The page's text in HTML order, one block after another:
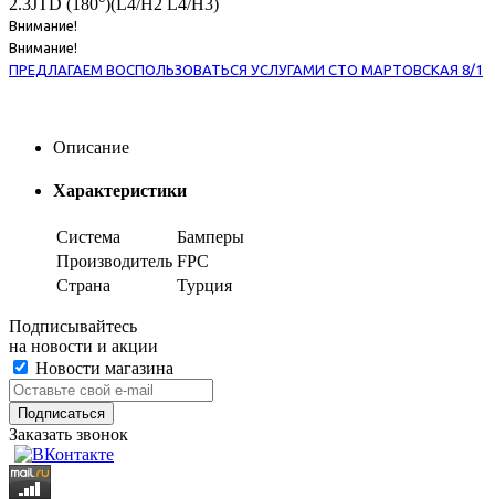
Внимание!
Внимание!
ПРЕДЛАГАЕМ ВОСПОЛЬЗОВАТЬСЯ УСЛУГАМИ СТО МАРТОВСКАЯ 8/1
Описание
Характеристики
Система
Бамперы
Производитель FPC
Страна
Турция
Подписывайтесь
на новости и акции
Новости магазина
Заказать звонок